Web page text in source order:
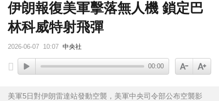
伊朗報復美軍擊落無人機 鎖定巴
林科威特射飛彈
2026-06-07 10:07 中央社
00:00
美軍5日對伊朗雷達站發動空襲，美軍中央司令部公布空襲影